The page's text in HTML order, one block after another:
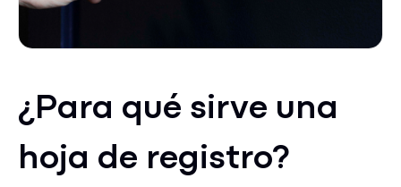
¿Para qué sirve una
hoja de registro?